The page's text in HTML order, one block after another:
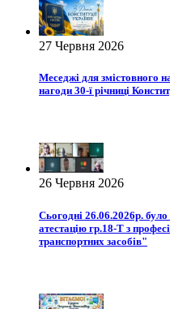
27 Червня 2026
Меседжі для змістовного
нагоди 30-ї річниці
26 Червня 2026
Сьогодні 26.06.2026р.
атестацію гр.18-Т з
транспортних засобів"